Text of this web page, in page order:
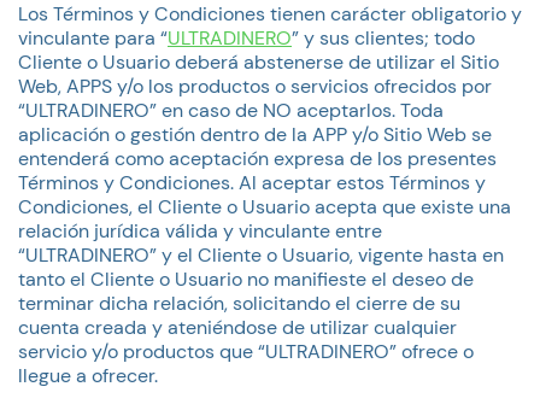
Los Términos y Condiciones tienen carácter obligatorio y
vinculante para “ULTRADINERO” y sus clientes; todo
Cliente o Usuario deberá abstenerse de utilizar el Sitio
Web, APPS y/o los productos o servicios ofrecidos por
“ULTRADINERO” en caso de NO aceptarlos. Toda
aplicación o gestión dentro de la APP y/o Sitio Web se
entenderá como aceptación expresa de los presentes
Términos y Condiciones. Al aceptar estos Términos y
Condiciones, el Cliente o Usuario acepta que existe una
relación jurídica válida y vinculante entre
“ULTRADINERO” y el Cliente o Usuario, vigente hasta en
tanto el Cliente o Usuario no manifieste el deseo de
terminar dicha relación, solicitando el cierre de su
cuenta creada y ateniéndose de utilizar cualquier
servicio y/o productos que “ULTRADINERO” ofrece o
llegue a ofrecer.